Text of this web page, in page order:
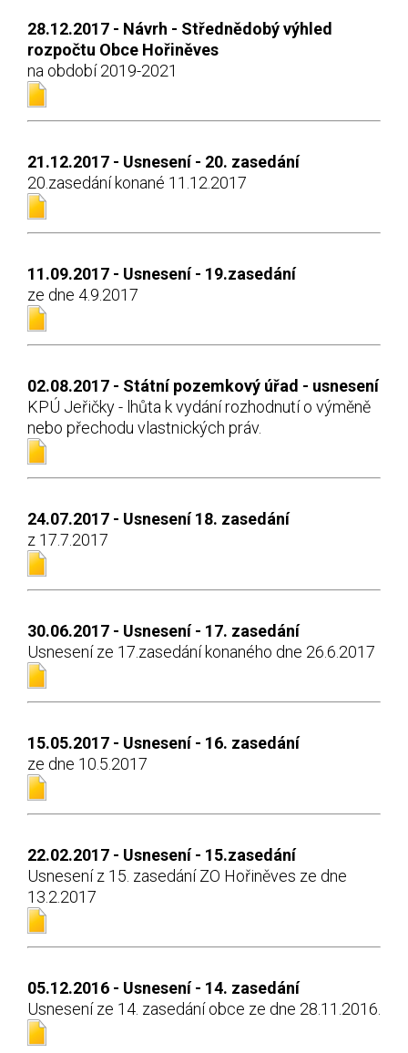
28.12.2017 - Návrh - Střednědobý výhled
rozpočtu Obce Hořiněves
na období 2019-2021
21.12.2017 - Usnesení - 20. zasedání
20.zasedání konané 11.12.2017
11.09.2017 - Usnesení - 19.zasedání
ze dne 4.9.2017
02.08.2017 - Státní pozemkový úřad - usnesení
KPÚ Jeřičky - lhůta k vydání rozhodnutí o výměně
nebo přechodu vlastnických práv.
24.07.2017 - Usnesení 18. zasedání
z 17.7.2017
30.06.2017 - Usnesení - 17. zasedání
Usnesení ze 17.zasedání konaného dne 26.6.2017
15.05.2017 - Usnesení - 16. zasedání
ze dne 10.5.2017
22.02.2017 - Usnesení - 15.zasedání
Usnesení z 15. zasedání ZO Hořiněves ze dne
13.2.2017
05.12.2016 - Usnesení - 14. zasedání
Usnesení ze 14. zasedání obce ze dne 28.11.2016.